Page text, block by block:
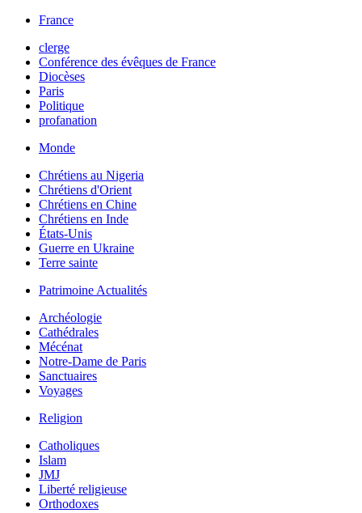
France
clerge
Conférence des évêques de France
Diocèses
Paris
Politique
profanation
Monde
Chrétiens au Nigeria
Chrétiens d'Orient
Chrétiens en Chine
Chrétiens en Inde
États-Unis
Guerre en Ukraine
Terre sainte
Patrimoine Actualités
Archéologie
Cathédrales
Mécénat
Notre-Dame de Paris
Sanctuaires
Voyages
Religion
Catholiques
Islam
JMJ
Liberté religieuse
Orthodoxes